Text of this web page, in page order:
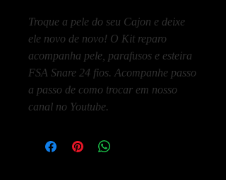
Troque a pele do seu Cajon e deixe
ele novo de novo! O Kit reparo
acompanha pele, parafusos e esteira
FSA Snare 24 fios. Acompanhe passo
a passo de como trocar em nosso
canal no Youtube.